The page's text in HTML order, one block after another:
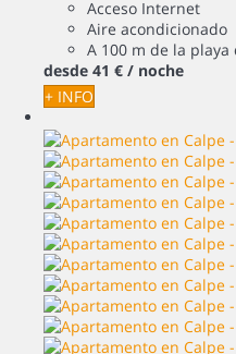
Acceso Internet
Aire acondicionado
A 100 m de la playa
desde 41 € / noche
+ INFO